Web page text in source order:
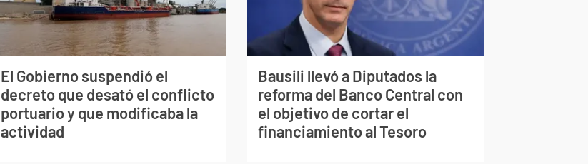
El Gobierno suspendió el
decreto que desató el conflicto
portuario y que modificaba la
actividad
Bausili llevó a Diputados la
reforma del Banco Central con
el objetivo de cortar el
financiamiento al Tesoro